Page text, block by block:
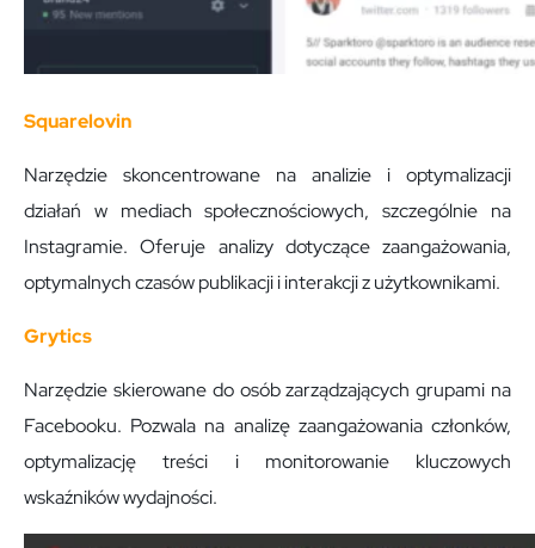
Squarelovin
Narzędzie skoncentrowane na analizie i optymalizacji
działań w mediach społecznościowych, szczególnie na
Instagramie. Oferuje analizy dotyczące zaangażowania,
optymalnych czasów publikacji i interakcji z użytkownikami.
Grytics
Narzędzie skierowane do osób zarządzających grupami na
Facebooku. Pozwala na analizę zaangażowania członków,
optymalizację treści i monitorowanie kluczowych
wskaźników wydajności.